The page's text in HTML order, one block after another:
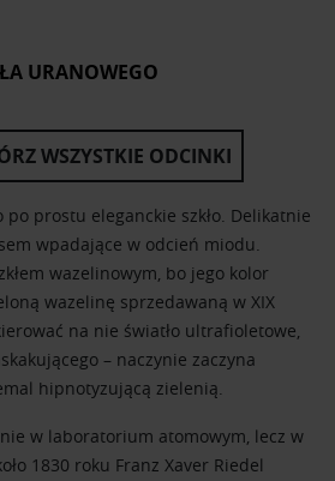
URANOWEGO
prostu eleganckie szkło. Delikatnie
wpadające w odcień miodu.
wazelinowym, bo jego kolor
wazelinę sprzedawaną w XIX
na nie światło ultrafioletowe,
– naczynie zaczyna
hipnotyzującą zielenią.
w laboratorium atomowym, lecz w
1830 roku Franz Xaver Riedel
WSZYSTKIE ODCINKI